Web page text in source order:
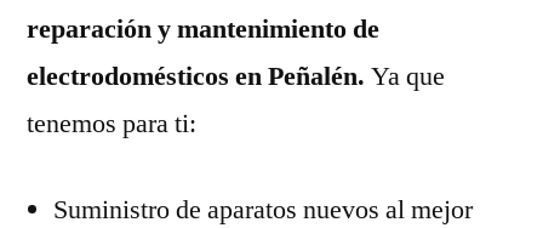
reparación y mantenimiento de
electrodomésticos en Peñalén. Ya que
tenemos para ti:
Suministro de aparatos nuevos al mejor